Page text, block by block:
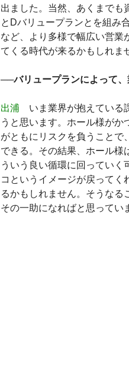
出ました。当然、あくまでも
とDバリュープランとを組み
など、より多様で幅広い営業
てくる時代が来るかもしれま
──バリュープランによって
出浦 いま業界が抱えている
うと思います。ホール様が
がともにリスクを負うことで
できる。その結果、ホール様
ういう良い循環に回ってい
コというイメージが戻ってく
るかもしれません。そうな
その一助になればと思ってい